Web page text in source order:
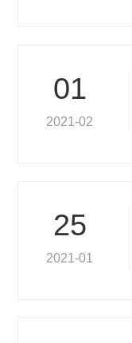
01
2021-02
25
2021-01